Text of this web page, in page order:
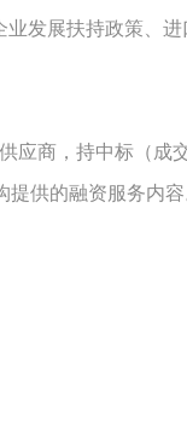
发展扶持政策、
应商，持中标（
提供的融资服务内容